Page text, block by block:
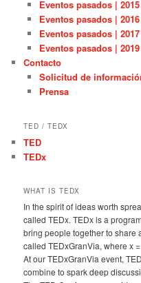
Eventos pasados | 2015
Eventos pasados | 2016
Eventos pasados | 2017
Eventos pasados | 2019
Contacto
Solicitud de
Prensa
TED / TEDX
TED
TEDx
WHAT IS TEDX
In the spirit of ideas worth
called TEDx. TEDx is a
bring people together to share
called TEDxGranVia, where x
At our TEDxGranVia event,
combine to spark deep